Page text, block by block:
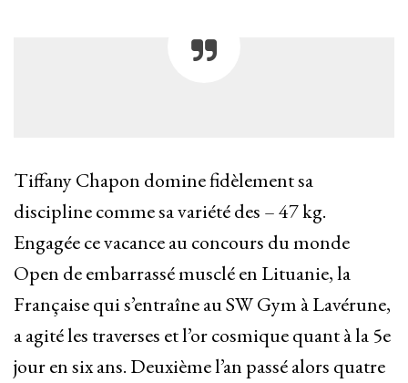
Tiffany Chapon domine fidèlement sa
discipline comme sa variété des – 47 kg.
Engagée ce vacance au concours du monde
Open de embarrassé musclé en Lituanie, la
Française qui s’entraîne au SW Gym à Lavérune,
a agité les traverses et l’or cosmique quant à la 5e
jour en six ans. Deuxième l’an passé alors quatre